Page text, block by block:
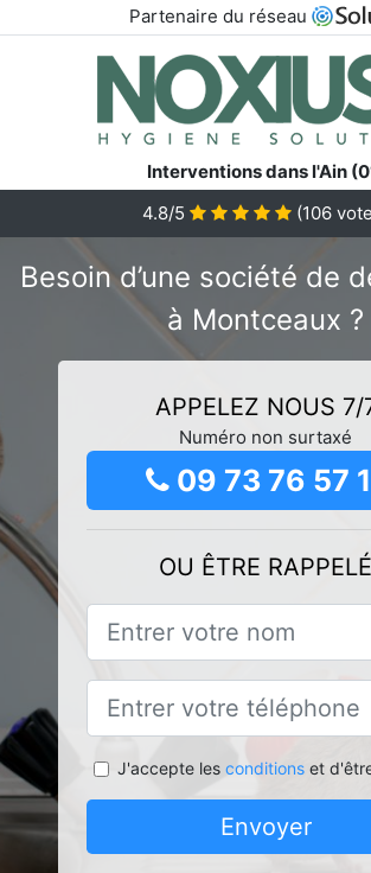
Partenaire du réseau
Interventions dans l'Ain
4.8/5
(106
Besoin d’une société de
à Montceaux ?
APPELEZ NOUS 7/
Numéro non surtaxé
09 73 76 57
OU ÊTRE RAPPELÉ
J'accepte les conditionset
Envoyer